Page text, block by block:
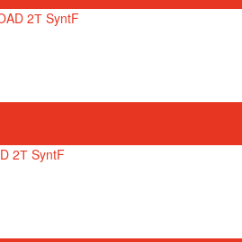
2Т SyntF
2Т SyntF